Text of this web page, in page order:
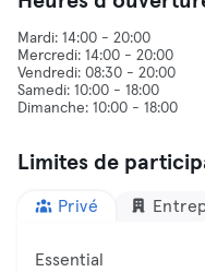
Mardi: 14:00 - 20:00
Mercredi: 14:00 - 20:00
Vendredi: 08:30 - 20:00
Samedi: 10:00 - 18:00
Limites de
Privé
Essential